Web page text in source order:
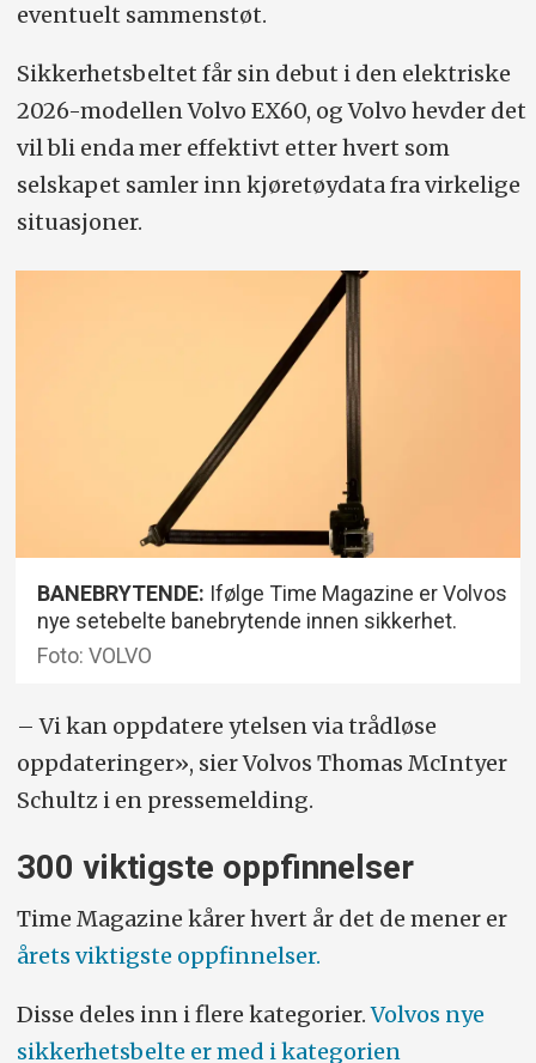
eventuelt sammenstøt.
Sikkerhetsbeltet får sin debut i den elektriske
2026-modellen Volvo EX60, og Volvo hevder det
vil bli enda mer effektivt etter hvert som
selskapet samler inn kjøretøydata fra virkelige
situasjoner.
BANEBRYTENDE: Ifølge Time Magazine er Volvos
nye setebelte banebrytende innen sikkerhet.
Foto: VOLVO
– Vi kan oppdatere ytelsen via trådløse
oppdateringer», sier Volvos Thomas McIntyer
Schultz i en pressemelding.
300 viktigste oppfinnelser
Time Magazine kårer hvert år det de mener er
årets viktigste oppfinnelser.
Disse deles inn i flere kategorier.Volvos nye
sikkerhetsbelte er med i kategorien